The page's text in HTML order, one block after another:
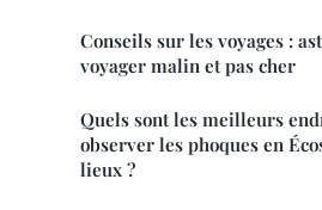
Conseils sur les voyages :
voyager malin et pas cher
Quels sont les meilleurs
observer les phoques en
lieux ?